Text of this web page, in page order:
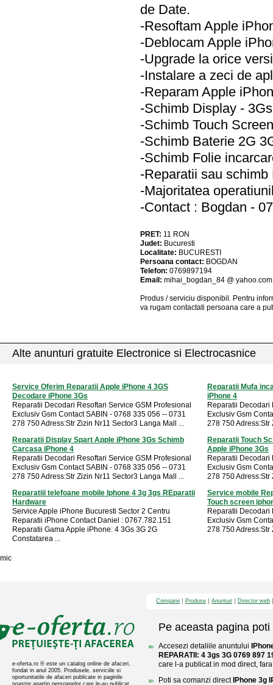
de Date.
-Resoftam Apple
-Deblocam Apple
-Upgrade la orice
-Instalare a zeci de
-Reparam Apple
-Schimb Display -
-Schimb Touch
-Schimb Baterie 2G
-Schimb Folie
-Reparatii sau schimb
-Majoritatea
-Contact : Bogdan -
PRET: 11 RON
Judet: Bucuresti
Localitate: BUCURESTI
Persoana contact: BOGDAN
Telefon: 0769897194
Email: mihai_bogdan_84 @ yahoo.com
Produs / serviciu disponibil . Pentru
va rugam contactati persoana care a
Alte anunturi gratuite Electronice si Electrocasnice
Service Oferim Reparatii Apple iPhone 4 3GS
Decodare iPhone 3Gs
Reparatii Decodari Resoftari Service GSM Profesional
Exclusiv Gsm Contact SABIN - 0768 335 056 -- 0731
278 750 Adress:Str Zizin Nr11 Sector3 Langa Mall ...
Reparatii Mufa
iPhone 4
Reparatii Decodari
Exclusiv Gsm
278 750 Adress:Str
Reparatii Display Spart Apple iPhone 3Gs Schimb
Carcasa iPhone 4
Reparatii Decodari Resoftari Service GSM Profesional
Exclusiv Gsm Contact SABIN - 0768 335 056 -- 0731
278 750 Adress:Str Zizin Nr11 Sector3 Langa Mall ...
Reparatii Touch
Apple iPhone 3Gs
Reparatii Decodari
Exclusiv Gsm
278 750 Adress:Str
Reparatiii telefoane mobile Iphone 4 3g 3gs REparatii
Hardware
Service Apple iPhone Bucuresti Sector 2 Centru
Reparatii iPhone Contact Daniel : 0767.782.151
Reparatii Gama Apple iPhone: 4 3Gs 3G 2G
Constatarea ...
Service mobile
Touch screen
Reparatii Decodari
Exclusiv Gsm
278 750 Adress:Str
mic
e-oferta.ro ® este un catalog online de afaceri,
fondat in anul 2005. Produsele, serviciile si
oportunitatile de afaceri publicate in paginile
noastre apartin persoanelor care le-au publicat.
Companii Produse Anunturi Director web
Pe aceasta pagina poti
Accesezi detaliile anuntului
REPARATII: 4 3gs 3G 0769 897
care l-a publicat in mod direct,
Poti sa comanzi direct IPhone 3g